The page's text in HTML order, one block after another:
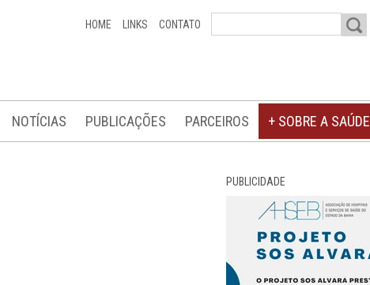
HOME LINKS CONTATO
NOTÍCIAS PUBLICAÇÕES PARCEIROS + SOBRE A SAÚDE
PUBLICIDADE